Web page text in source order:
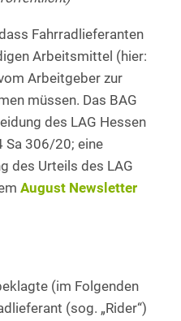
Fahrradlieferanten
Arbeitsmittel (hier:
Arbeitgeber zur
müssen. Das BAG
des LAG Hessen
Sa 306/20; eine
des Urteils des LAG
August Newsletter
(im Folgenden
(sog. „Rider“)